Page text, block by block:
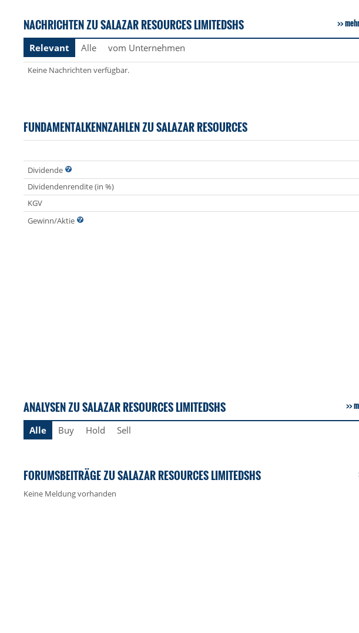
NACHRICHTEN ZU SALAZAR RESOURCES LIMITEDSHS
Relevant Alle vom Unternehmen
Keine Nachrichten verfügbar.
FUNDAMENTALKENNZAHLEN ZU SALAZAR RESOURCES
Dividende
Dividendenrendite (in %)
KGV
Gewinn/Aktie
ANALYSEN ZU SALAZAR RESOURCES LIMITEDSHS
Alle Buy Hold Sell
FORUMSBEITRÄGE ZU SALAZAR RESOURCES LIMITEDSHS
Keine Meldung vorhanden